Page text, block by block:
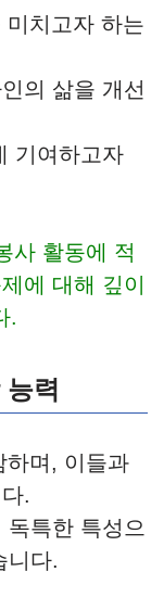
미치고자 하는
의 삶을 개선
기여하고자
사 활동에 적
에 대해 깊이
.
력
하며, 이들과
.
특한 특성으
니다.